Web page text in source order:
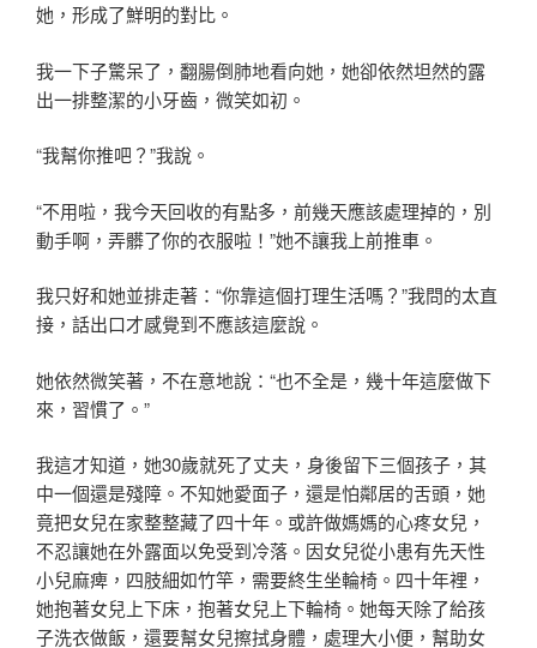
她，形成了鮮明的對比。
我一下子驚呆了，翻腸倒肺地看向她，她卻依然坦然的露
出一排整潔的小牙齒，微笑如初。
“我幫你推吧？”我說。
“不用啦，我今天回收的有點多，前幾天應該處理掉的，別
動手啊，弄髒了你的衣服啦！”她不讓我上前推車。
我只好和她並排走著：“你靠這個打理生活嗎？”我問的太直
接，話出口才感覺到不應該這麼說。
她依然微笑著，不在意地說：“也不全是，幾十年這麼做下
來，習慣了。”
我這才知道，她30歲就死了丈夫，身後留下三個孩子，其
中一個還是殘障。不知她愛面子，還是怕鄰居的舌頭，她
竟把女兒在家整整藏了四十年。或許做媽媽的心疼女兒，
不忍讓她在外露面以免受到冷落。因女兒從小患有先天性
小兒麻痺，四肢細如竹竿，需要終生坐輪椅。四十年裡，
她抱著女兒上下床，抱著女兒上下輪椅。她每天除了給孩
子洗衣做飯，還要幫女兒擦拭身體，處理大小便，幫助女